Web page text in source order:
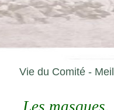
Vie du Comité -
Les